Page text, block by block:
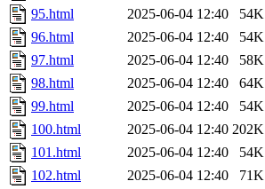
95.html
2025-06-04 12:40
54K
96.html
2025-06-04 12:40
54K
97.html
2025-06-04 12:40
58K
98.html
2025-06-04 12:40
64K
99.html
2025-06-04 12:40
54K
100.html
2025-06-04 12:40 202K
101.html
2025-06-04 12:40
54K
102.html
2025-06-04 12:40
71K